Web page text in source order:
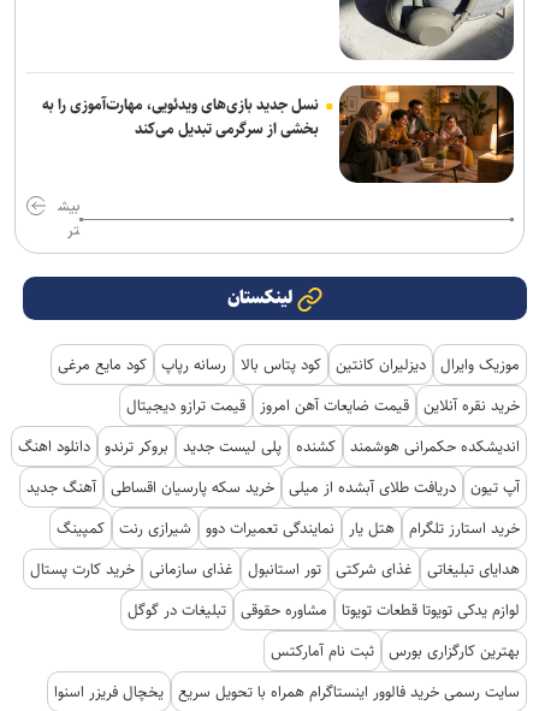
نسل جدید بازی‌های ویدئویی، مهارت‌آموزی را به
بخشی از سرگرمی تبدیل می‌کند
بیش
تر
لینکستان
موزیک وایرال دیزلیران کانتین کود پتاس بالا رسانه رپاپ کود مایع مرغی
خرید نقره آنلاین قیمت ضایعات آهن امروز
قیمت ترازو دیجیتال
اندیشکده حکمرانی هوشمند کشنده پلی لیست جدید بروکر ترندو دانلود اهنگ
آپ تیون دریافت طلای آبشده از میلی خرید سکه پارسیان اقساطی آهنگ جدید
خرید استارز تلگرام هتل یار نمایندگی تعمیرات دوو شیرازی رنت کمپینگ
هدایای تبلیغاتی
غذای شرکتی تور استانبول غذای سازمانی خرید کارت پستال
لوازم یدکی تویوتا قطعات تویوتا
مشاوره حقوقی تبلیغات در گوگل
بهترین کارگزاری بورس ثبت نام آمارکتس
سایت رسمی خرید فالوور اینستاگرام همراه با تحویل سریع یخچال فریزر اسنوا